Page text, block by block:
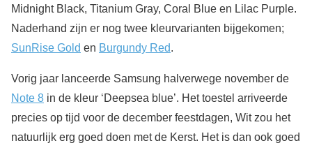
Midnight Black, Titanium Gray, Coral Blue en Lilac Purple.
Naderhand zijn er nog twee kleurvarianten bijgekomen;
SunRise Gold en Burgundy Red.
Vorig jaar lanceerde Samsung halverwege november de
Note 8 in de kleur ‘Deepsea blue’. Het toestel arriveerde
precies op tijd voor de december feestdagen, Wit zou het
natuurlijk erg goed doen met de Kerst. Het is dan ook goed